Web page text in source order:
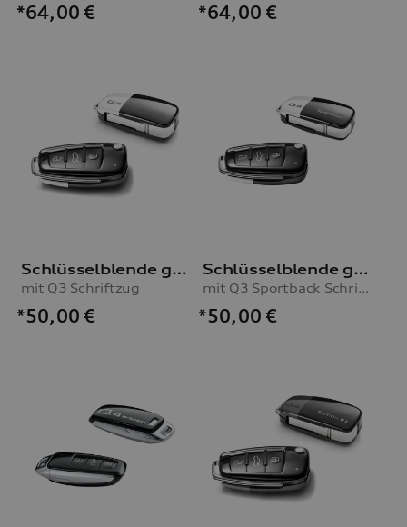
*64,00 € *64,00 €
Schlüsselblende gletscherweiß/brillantschwarz
mit Q3 Schriftzug
*50,00 €
Schlüsselblende gletscherweiß/brillantschwarz
mit Q3 Sportback Schriftzug
*50,00 €